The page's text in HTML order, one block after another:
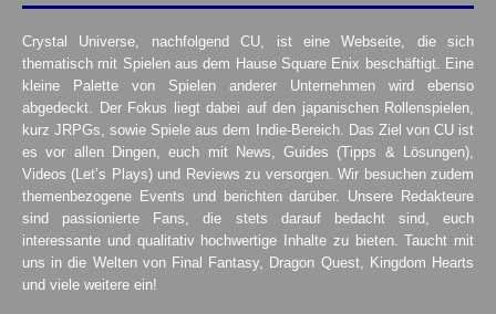
Crystal Universe, nachfolgend CU, ist eine Webseite, die sich
thematisch mit Spielen aus dem Hause Square Enix beschäftigt. Eine
kleine Palette von Spielen anderer Unternehmen wird ebenso
abgedeckt. Der Fokus liegt dabei auf den japanischen Rollenspielen,
kurz JRPGs, sowie Spiele aus dem Indie-Bereich. Das Ziel von CU ist
es vor allen Dingen, euch mit News, Guides (Tipps & Lösungen),
Videos (Let’s Plays) und Reviews zu versorgen. Wir besuchen zudem
themenbezogene Events und berichten darüber. Unsere Redakteure
sind passionierte Fans, die stets darauf bedacht sind, euch
interessante und qualitativ hochwertige Inhalte zu bieten. Taucht mit
uns in die Welten von Final Fantasy, Dragon Quest, Kingdom Hearts
und viele weitere ein!